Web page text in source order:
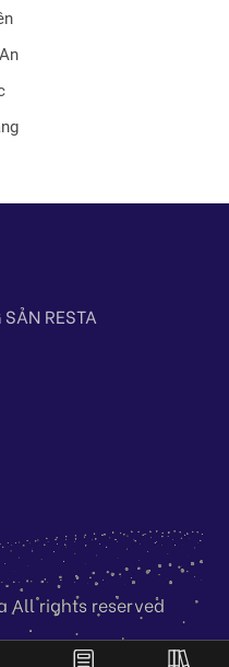
tảng mang lại, chúng tôi
lực cho nhà đầu tư
bất động sản.
RESTA
All rights reserved